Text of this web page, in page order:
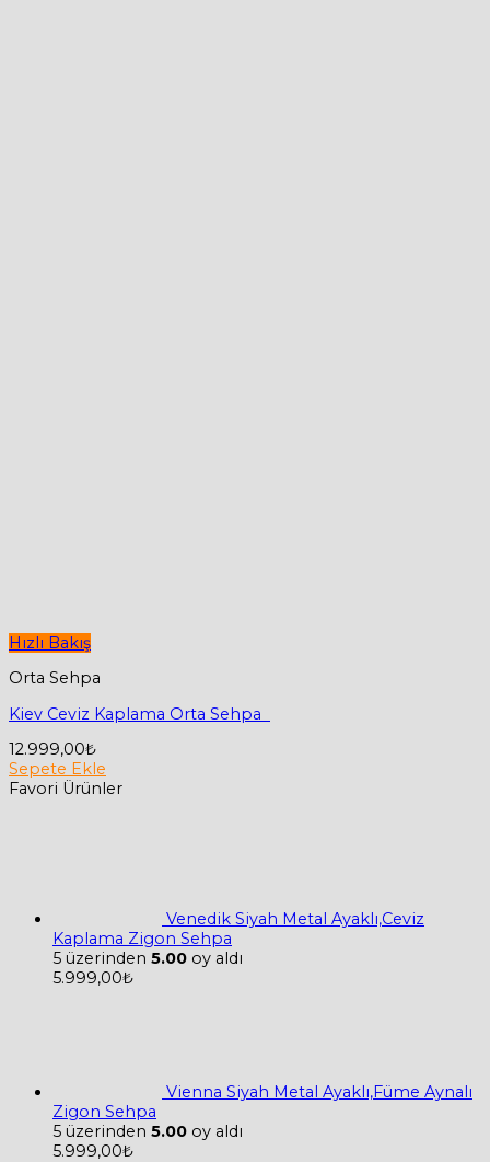
Hızlı Bakış
Orta Sehpa
Kiev Ceviz Kaplama Orta Sehpa
12.999,00₺
Sepete Ekle
Favori Ürünler
Venedik Siyah Metal Ayaklı,Ceviz
Kaplama Zigon Sehpa
5 üzerinden 5.00 oy aldı
5.999,00₺
Vienna Siyah Metal Ayaklı,Füme Aynalı
Zigon Sehpa
5 üzerinden 5.00 oy aldı
5.999,00₺